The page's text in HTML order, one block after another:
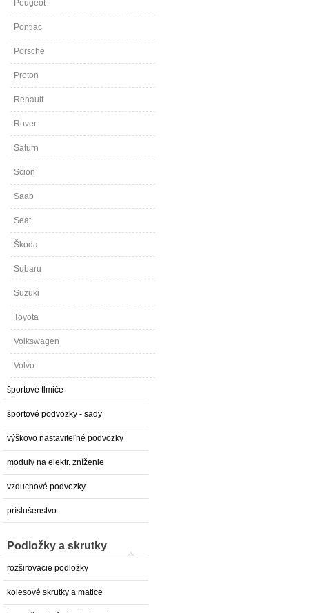
Peugeot
Pontiac
Porsche
Proton
Renault
Rover
Saturn
Scion
Saab
Seat
Škoda
Subaru
Suzuki
Toyota
Volkswagen
Volvo
športové tlmiče
športové podvozky - sady
výškovo nastaviteľné podvozky
moduly na elektr. zníženie
vzduchové podvozky
príslušenstvo
Podložky a skrutky
rozširovacie podložky
kolesové skrutky a matice